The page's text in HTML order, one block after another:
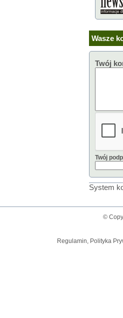
Wasze
Twój
Twój
System
©
Regulamin, Polityka